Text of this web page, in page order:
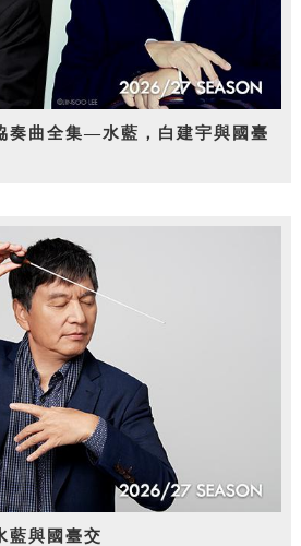
奏曲全集—水藍，白建宇與國臺
與國臺交